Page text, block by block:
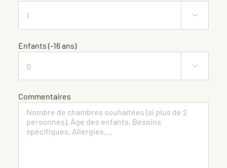

Enfants (-16 ans)

Commentaires